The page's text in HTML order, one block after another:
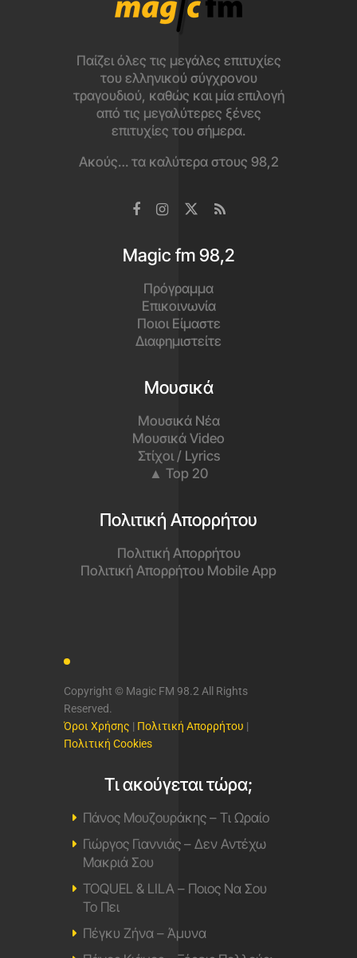
Παίζει όλες τις μεγάλες επιτυχίες
του ελληνικού σύγχρονου
τραγουδιού, καθώς και μία επιλογή
από τις μεγαλύτερες ξένες
επιτυχίες του σήμερα.
Ακούς… τα καλύτερα στους 98,2
Magic fm 98,2
Πρόγραμμα
Επικοινωνία
Ποιοι Είμαστε
Διαφημιστείτε
Μουσικά
Μουσικά Νέα
Μουσικά Video
Στίχοι / Lyrics
▲ Top 20
Πολιτική Απορρήτου
Πολιτική Απορρήτου
Πολιτική Απορρήτου Mobile App
Copyright © Magic FM 98.2 All Rights
Reserved.
Όροι Χρήσης | Πολιτική Απορρήτου |
Πολιτική Cookies
Τι ακούγεται τώρα;
Πάνος Μουζουράκης – Τι Ωραίο
Γιώργος Γιαννιάς – Δεν Αντέχω
Μακριά Σου
TOQUEL & LILA – Ποιος Να Σου
Το Πει
Πέγκυ Ζήνα – Άμυνα